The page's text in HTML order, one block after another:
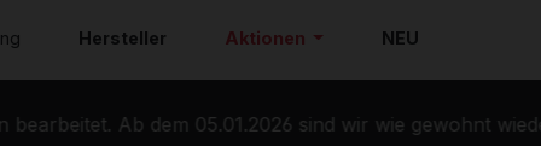
Hersteller Aktionen NEU
Ab dem 05.01.2026 sind wir wie gewohnt